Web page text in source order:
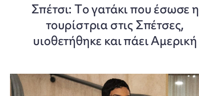
Σπέτσι: Tο γατάκι που έσωσε η
τουρίστρια στις Σπέτσες,
υιοθετήθηκε και πάει Αμερική